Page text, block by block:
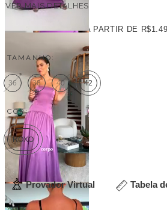
VER MAIS DETALHES
FRETE GRÁTISA PARTIR DE
TAMANHO:
36 38 40 42
COR:
ROXO
Provador Virtual Tabela
Veja outras opções